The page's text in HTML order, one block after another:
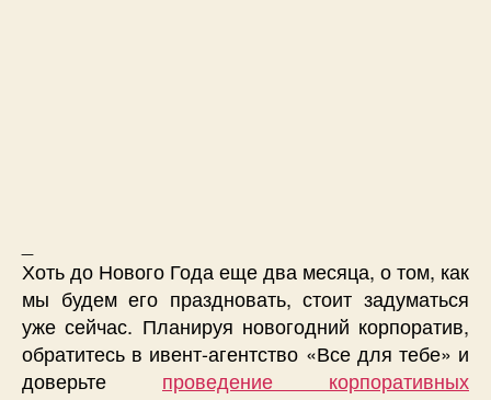
Хоть до Нового Года еще два месяца, о том, как
мы будем его праздновать, стоит задуматься
уже сейчас. Планируя новогодний корпоратив,
обратитесь в ивент-агентство «Все для тебе» и
доверьте проведение корпоративных